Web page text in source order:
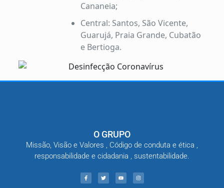
Cananeia;
Central: Santos, São Vicente,
Guarujá, Praia Grande, Cubatão
e Bertioga.
O GRUPO
Missão, Visão e Valores , Código de conduta e ética ,
responsabilidade e cidadania , sustentabilidade.